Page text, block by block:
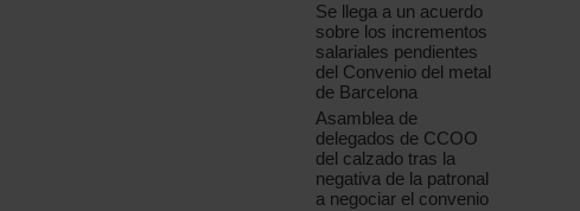
Se llega a un acuerdo
sobre los incrementos
salariales pendientes
del Convenio del metal
de Barcelona
Asamblea de
delegados de CCOO
del calzado tras la
negativa de la patronal
a negociar el convenio